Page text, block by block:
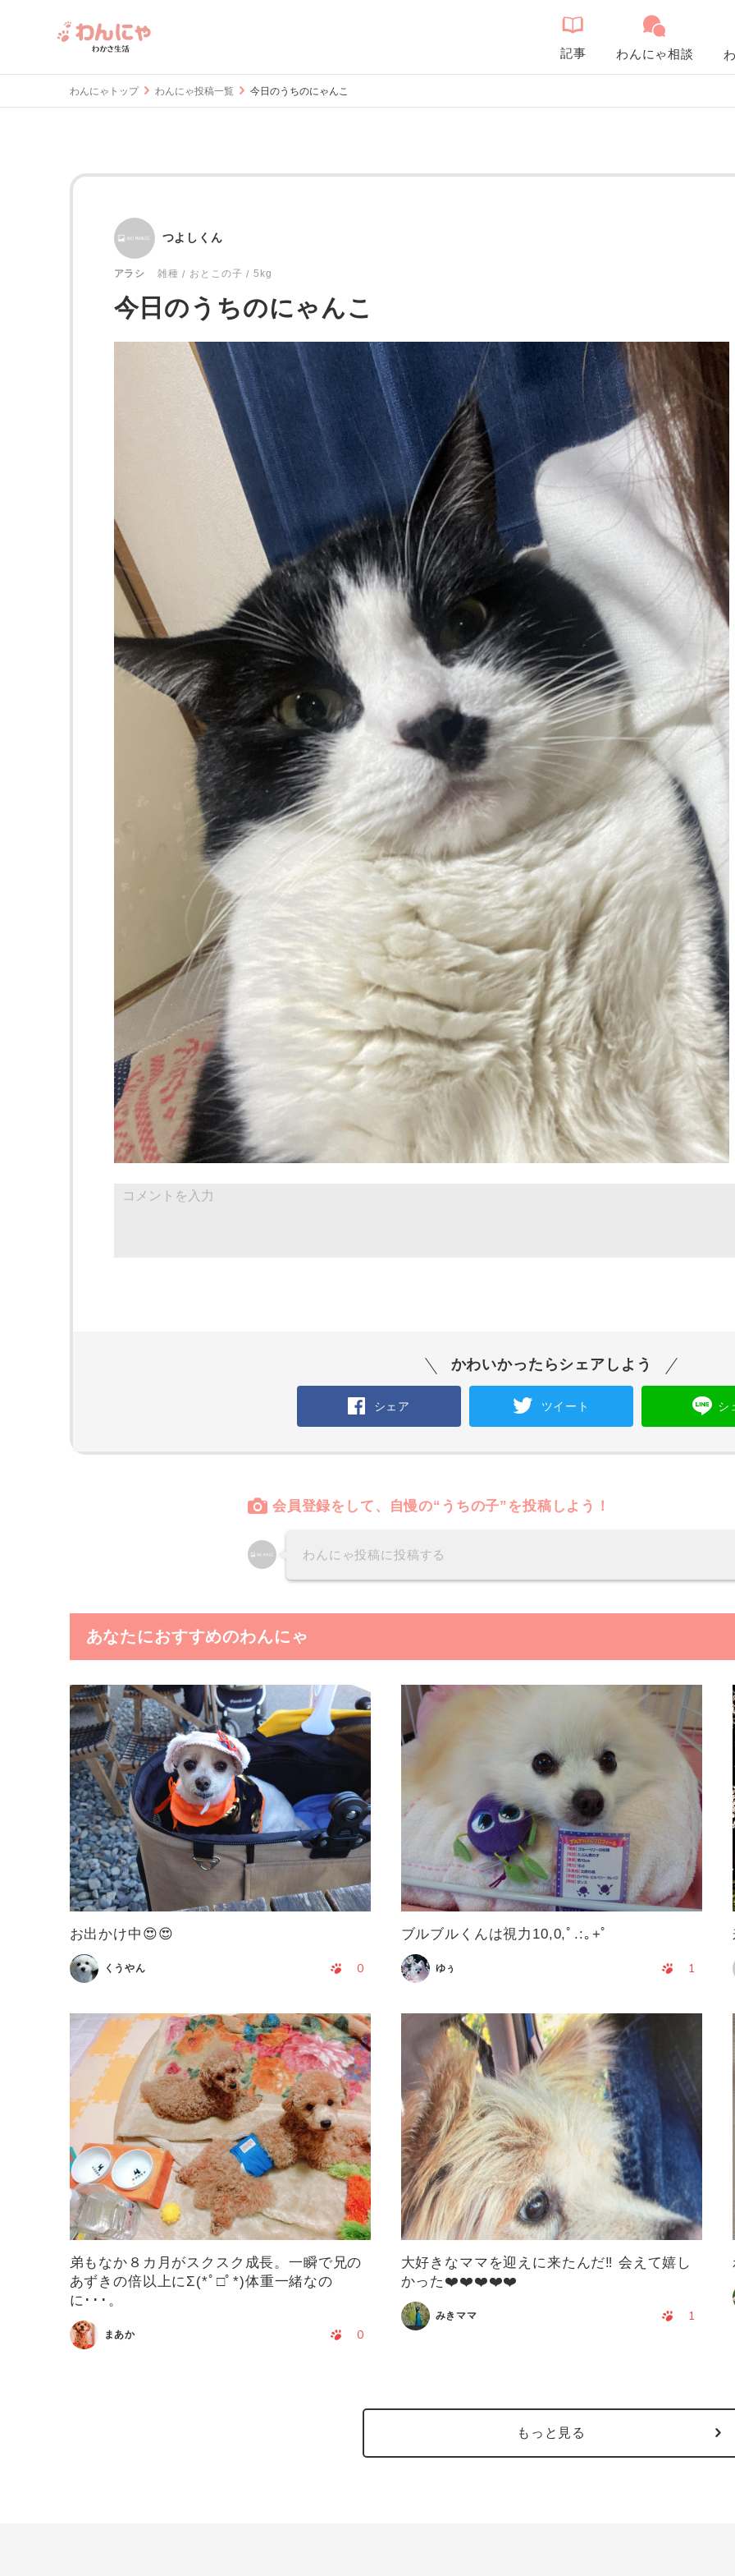
記事 わんにゃ相談
わんにゃトップ わんにゃ投稿一覧 今日のうちのにゃんこ
つよしくん
アラシ 雑種 おとこの子 5kg
今日のうちのにゃんこ
かわいかったらシェアしよう
シェア ツイート シ
会員登録をして、自慢の“うちの子”を投稿しよう！
わんにゃ投稿に投稿する
あなたにおすすめのわんにゃ
お出かけ中😍😍
くうやん 0
ブルブルくんは視力10,0,ﾟ.:｡+ﾟ
ゆぅ 1
弟もなか８カ月がスクスク成長。一瞬で兄の
あずきの倍以上にΣ(*ﾟ□ﾟ*)体重一緒なの
に･･･。
まあか 0
大好きなママを迎えに来たんだ‼️ 会えて嬉し
かった❤️❤️❤️❤️❤️
みきママ 1
もっと見る